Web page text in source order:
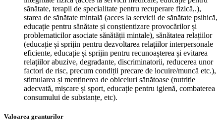
sănătate, terapii de specialitate pentru recuperare fizică,.),
starea de sănătate mintală (acces la servicii de sănătate psihică,
educație pentru sănătate și conștientizare provocărilor și
problematicilor asociate sănătății mintale), sănătatea relațiilor
(educație și sprijin pentru dezvoltarea relațiilor interpersonale
eficiente, educație și sprijin pentru recunoașterea și evitarea
relațiilor abuzive, degradante, discriminatorii, reducerea unor
factori de risc, precum condiții precare de locuire/muncă etc.),
stimularea și menținerea de obiceiuri sănătoase (nutriție
adecvată, mișcare și sport, educație pentru igienă, combaterea
consumului de substanțe, etc).
Valoarea granturilor